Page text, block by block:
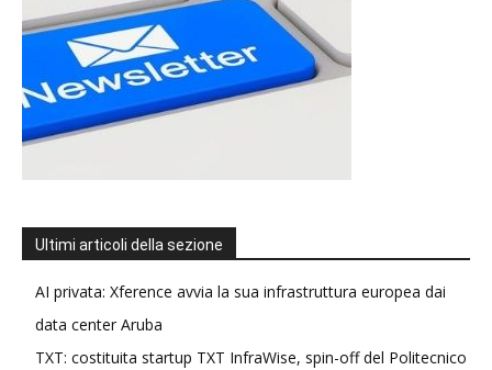
Ultimi articoli della sezione
AI privata: Xference avvia la sua infrastruttura europea dai
data center Aruba
TXT: costituita startup TXT InfraWise, spin-off del Politecnico